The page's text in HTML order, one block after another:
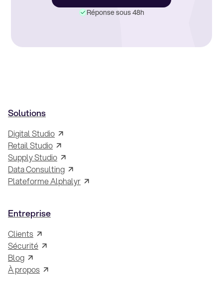
Réponse sous 48h
Solutions
Digital Studio
Retail Studio
Supply Studio
Data Consulting
Plateforme Alphalyr
Entreprise
Clients
Sécurité
Blog
À propos